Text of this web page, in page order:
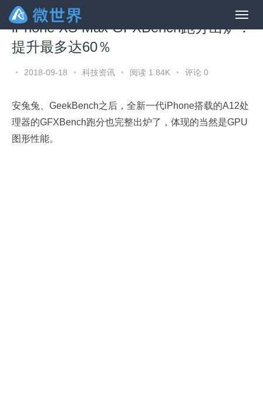
iPhone XS Max GFXBench跑分出炉：
提升最多达60％
• 2018-09-18 • 科技资讯 • 阅读 1.84K • 评论 0
安兔兔、GeekBench之后，全新一代iPhone搭载的A12处
理器的GFXBench跑分也完整出炉了，体现的当然是GPU
图形性能。